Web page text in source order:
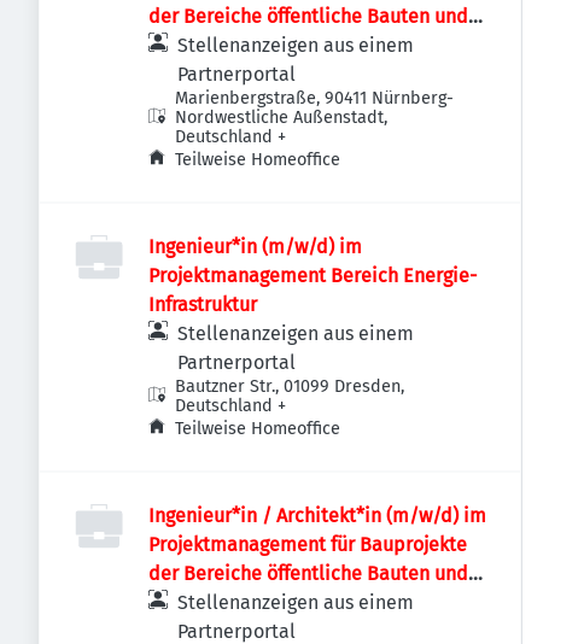
der Bereiche öffentliche Bauten und
Industriebauten / Infrastruktur
Stellenanzeigen aus einem
Partnerportal
Marienbergstraße, 90411 Nürnberg-
Nordwestliche Außenstadt,
Deutschland +
Teilweise Homeoffice
Ingenieur*in (m/w/d) im
Projektmanagement Bereich Energie-
Infrastruktur
Stellenanzeigen aus einem
Partnerportal
Bautzner Str., 01099 Dresden,
Deutschland +
Teilweise Homeoffice
Ingenieur*in / Architekt*in (m/w/d) im
Projektmanagement für Bauprojekte
der Bereiche öffentliche Bauten und
Industriebauten / Infrastruktur
Stellenanzeigen aus einem
Partnerportal